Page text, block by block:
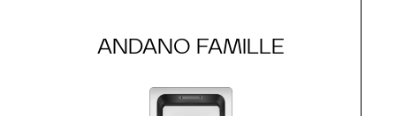
ANDANO FAMILLE